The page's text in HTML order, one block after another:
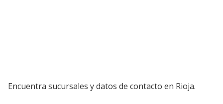
Encuentra sucursales y datos de contacto en Rioja.